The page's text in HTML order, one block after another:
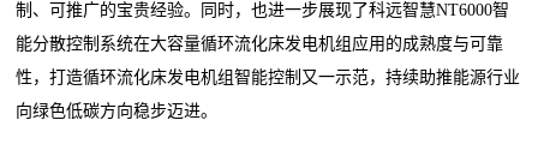
制、可推广的宝贵经验。同时，也进一步展现了科远智慧NT6000智
能分散控制系统在大容量循环流化床发电机组应用的成熟度与可靠
性，打造循环流化床发电机组智能控制又一示范，持续助推能源行业
向绿色低碳方向稳步迈进。